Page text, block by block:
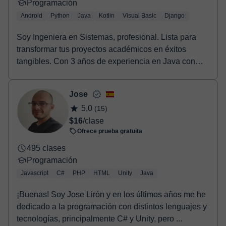
Programación
Android Python Java Kotlin Visual Basic Django
Soy Ingeniera en Sistemas, profesional. Lista para
transformar tus proyectos académicos en éxitos
tangibles. Con 3 años de experiencia en Java con
Jose
5,0 (15)
$16/clase
Ofrece prueba gratuita
495 clases
Programación
Javascript C# PHP HTML Unity Java
¡Buenas! Soy Jose Lirón y en los últimos años me he
dedicado a la programación con distintos lenguajes y
tecnologías, principalmente C# y Unity, pero ...